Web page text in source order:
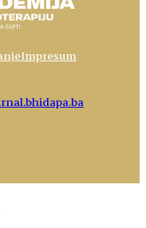
Impresum